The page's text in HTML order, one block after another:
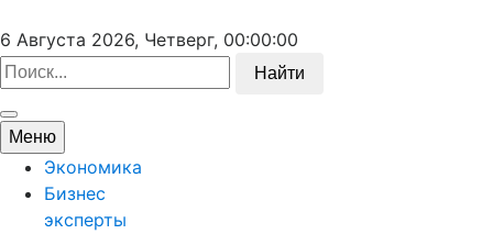
6 Августа 2026, Четверг, 00:00:00
Найти
Меню
Экономика
Бизнес
эксперты